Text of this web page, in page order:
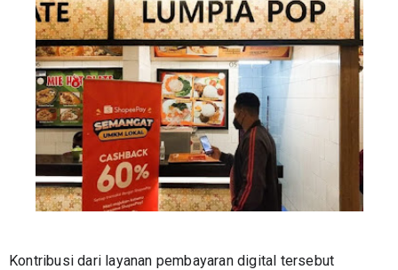
Kontribusi dari layanan pembayaran digital tersebut